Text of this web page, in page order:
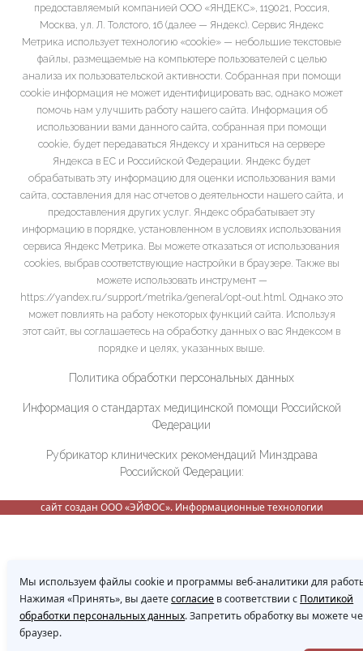
предоставляемый компанией ООО «ЯНДЕКС», 119021, Россия,
Москва, ул. Л. Толстого, 16 (далее — Яндекс). Сервис Яндекс
Метрика использует технологию «cookie» — небольшие текстовые
файлы, размещаемые на компьютере пользователей с целью
анализа их пользовательской активности. Собранная при помощи
cookie информация не может идентифицировать вас, однако может
помочь нам улучшить работу нашего сайта. Информация об
использовании вами данного сайта, собранная при помощи
cookie, будет передаваться Яндексу и храниться на сервере
Яндекса в ЕС и Российской Федерации. Яндекс будет
обрабатывать эту информацию для оценки использования вами
сайта, составления для нас отчетов о деятельности нашего сайта, и
предоставления других услуг. Яндекс обрабатывает эту
информацию в порядке, установленном в условиях использования
сервиса Яндекс Метрика. Вы можете отказаться от использования
cookies, выбрав соответствующие настройки в браузере. Также вы
можете использовать инструмент —
https://yandex.ru/support/metrika/general/opt-out.html. Однако это
может повлиять на работу некоторых функций сайта. Используя
этот сайт, вы соглашаетесь на обработку данных о вас Яндексом в
порядке и целях, указанных выше.
Политика обработки персональных данных
Информация о стандартах медицинской помощи Российской
Федерации
Рубрикатор клинических рекомендаций Минздрава
Российской Федерации:
сайт создан ООО «ЭЙФОС». Информационные технологии
Мы используем файлы cookie и программы веб-аналитики для
Нажимая «Принять», вы даетесогласие в соответствии с Политикой
обработки персональных данных. Запретить обработку вы можете
браузер.